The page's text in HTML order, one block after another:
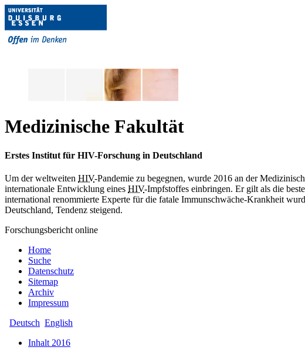
Medizinische Fakultät
Erstes Institut für HIV-Forschung in Deutschland
Um der weltweiten HIV-Pandemie zu begegnen, wurde 2016 an der
internationale Entwicklung eines HIV-Impfstoffes einbringen. Er gilt als die
international renommierte Experte für die fatale Immunschwäche-Krankheit
Deutschland, Tendenz steigend.
Forschungsbericht online
Home
Suche
Datenschutz
Sitemap
Archiv
Impressum
Deutsch English
Inhalt 2016